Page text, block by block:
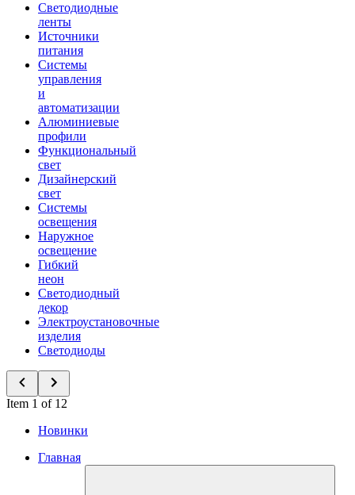
Светодиодные
ленты
Источники
питания
Системы
управления
и
автоматизации
Алюминиевые
профили
Функциональный
свет
Дизайнерский
свет
Системы
освещения
Наружное
освещение
Гибкий
неон
Светодиодный
декор
Электроустановочные
изделия
Светодиоды
Item 1 of 12
Новинки
Главная